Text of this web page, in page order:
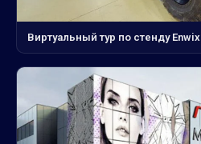
Виртуальный тур по стенду Enwix